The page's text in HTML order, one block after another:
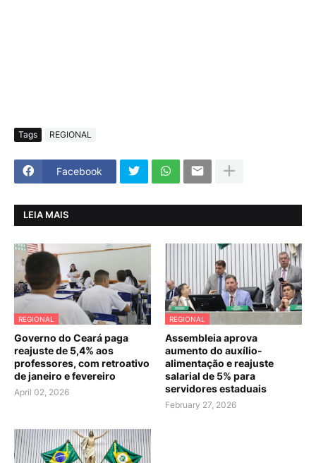
Tags REGIONAL
Facebook
LEIA MAIS
REGIONAL
Governo do Ceará paga
reajuste de 5,4% aos
professores, com retroativo
de janeiro e fevereiro
April 02, 2026
REGIONAL
Assembleia aprova
aumento do auxílio-
alimentação e reajuste
salarial de 5% para
servidores estaduais
February 27, 2026